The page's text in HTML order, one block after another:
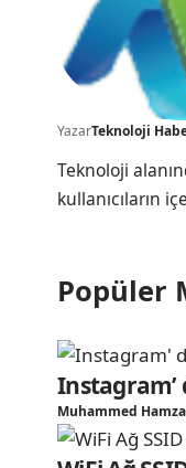
YazarTeknoloji
Teknoloji
kullanıcıların
Popüler
Instagram’
Muhammed